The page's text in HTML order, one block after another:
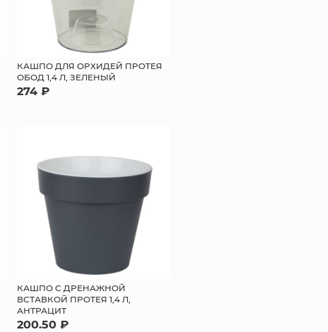
КАШПО ДЛЯ ОРХИДЕЙ ПРОТЕЯ
ОБОД 1,4 Л, ЗЕЛЕНЫЙ
274 ₽
КАШПО С ДРЕНАЖНОЙ
ВСТАВКОЙ ПРОТЕЯ 1,4 Л,
АНТРАЦИТ
200.50 ₽